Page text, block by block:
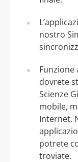
nostro
dovrete
Scienze
mobile,
Internet.
potrete
troviate.